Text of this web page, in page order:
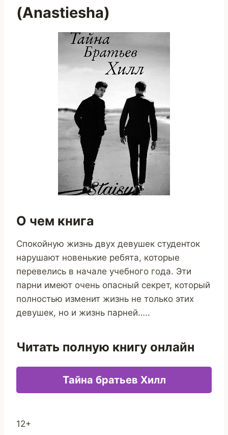
(Anastiesha)
О чем книга
Спокойную жизнь двух девушек студенток
нарушают новенькие ребята, которые
перевелись в начале учебного года. Эти
парни имеют очень опасный секрет, который
полностью изменит жизнь не только этих
девушек, но и жизнь парней…..
Читать полную книгу онлайн
Тайна братьев Хилл
12+